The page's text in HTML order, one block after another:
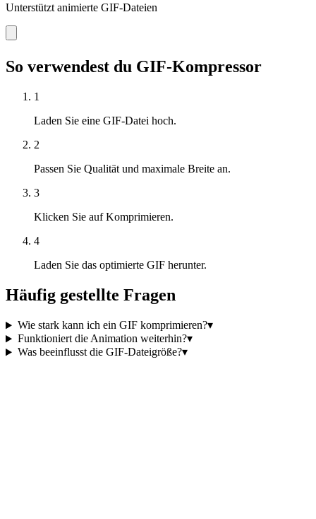
Unterstützt animierte GIF-Dateien
So verwendest du GIF-Kompressor
1
Laden Sie eine GIF-Datei hoch.
2
Passen Sie Qualität und maximale Breite an.
3
Klicken Sie auf Komprimieren.
4
Laden Sie das optimierte GIF herunter.
Häufig gestellte Fragen
Wie stark kann ich ein GIF komprimieren?▾
Funktioniert die Animation weiterhin?▾
Was beeinflusst die GIF-Dateigröße?▾